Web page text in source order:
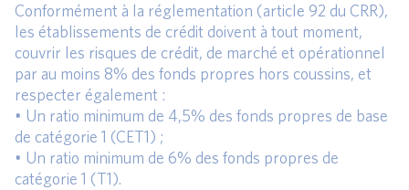
Conformément à la réglementation (article 92 du CRR),
les établissements de crédit doivent à tout moment,
couvrir les risques de crédit, de marché et opérationnel
par au moins 8% des fonds propres hors coussins, et
respecter également :
• Un ratio minimum de 4,5% des fonds propres de base
de catégorie 1 (CET1) ;
• Un ratio minimum de 6% des fonds propres de
catégorie 1 (T1).